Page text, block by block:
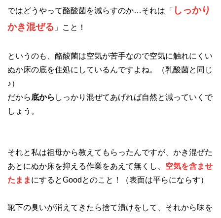
ではどうやって酪酸菌を減らすのか…それは「 しっかり
かき混ぜる 」こと！
というのも、酪酸菌は空気が苦手なので空気に触れにくい
ぬか床の底を住処にしているんですよね。（乳酸菌と同じ
♪）
だから底から しっかり混ぜてあげれば自然と減っていくで
しょう。
それと私は祖母から教えてもらったんですが、かき混ぜた
あとにぬか床を抑える作業をあえて無くし、 空気を含ませ
たまま にするとGoodとのこと！（表面は平らにならす）
靴下の臭いが消えてきたら捨て漬けをして、それから味を